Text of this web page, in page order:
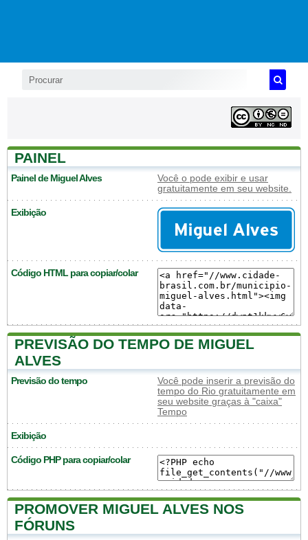
PAINEL
Painel de Miguel Alves
Você o pode exibir e usar
gratuitamente em seu website.
Exibição
Código HTML para copiar/colar
PREVISÃO DO TEMPO DE MIGUEL
ALVES
Previsão do tempo
Você pode inserir a previsão do
tempo do Rio gratuitamente em
seu website graças à "caixa"
Tempo
Exibição
Código PHP para copiar/colar
PROMOVER MIGUEL ALVES NOS
FÓRUNS